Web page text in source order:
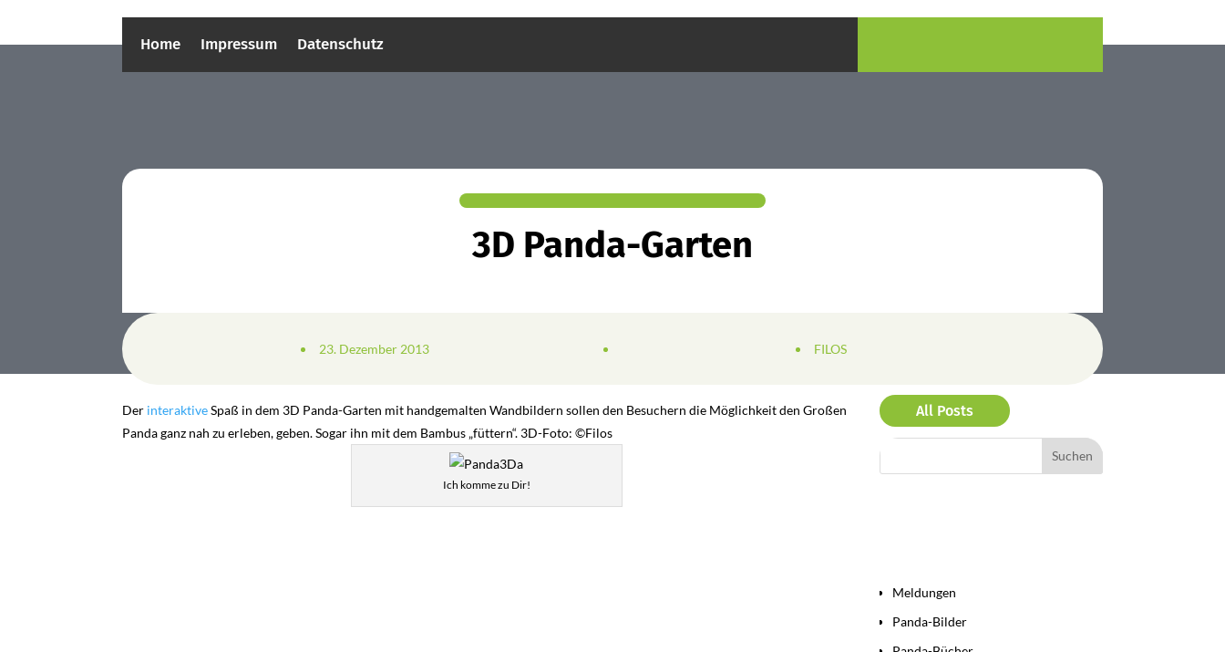
Home Impressum Datenschutz
3D Panda-Garten
23. Dezember 2013 FILOS
Der interaktiveSpaß in dem 3D Panda-Garten mit handgemalten Wandbildern sollen den Besuchern die Möglichkeit den Großen
Panda ganz nah zu erleben, geben. Sogar ihn mit dem Bambus „füttern“. 3D-Foto: ©Filos
Ich komme zu Dir!
All Posts
Meldungen
Panda-Bilder